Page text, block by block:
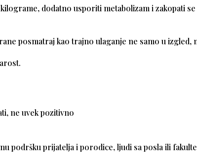
dodatno usporiti metabolizam i zakopati se
posmatraj kao trajno ulaganje ne samo u izgled,
ne uvek pozitivno
podršku prijatelja i porodice, ljudi sa posla ili